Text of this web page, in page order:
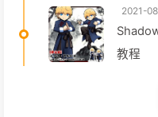
2021-
教程